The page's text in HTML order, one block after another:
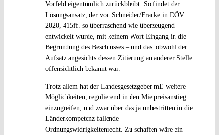
Vorfeld eigentümlich zurückbleibt. So findet der
Lösungsansatz, der von Schneider/Franke in DÖV
2020, 415ff. so überraschend wie überzeugend
entwickelt wurde, mit keinem Wort Eingang in die
Begründung des Beschlusses – und das, obwohl der
Aufsatz angesichts dessen Zitierung an anderer Stelle
offensichtlich bekannt war.
Trotz allem hat der Landesgesetzgeber mE weitere
Möglichkeiten, regulierend in den Mietpreisanstieg
einzugreifen, und zwar über das ja unbestritten in die
Länderkompetenz fallende
Ordnungswidrigkeitenrecht. Zu schaffen wäre ein